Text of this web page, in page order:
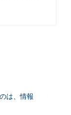
は、情報